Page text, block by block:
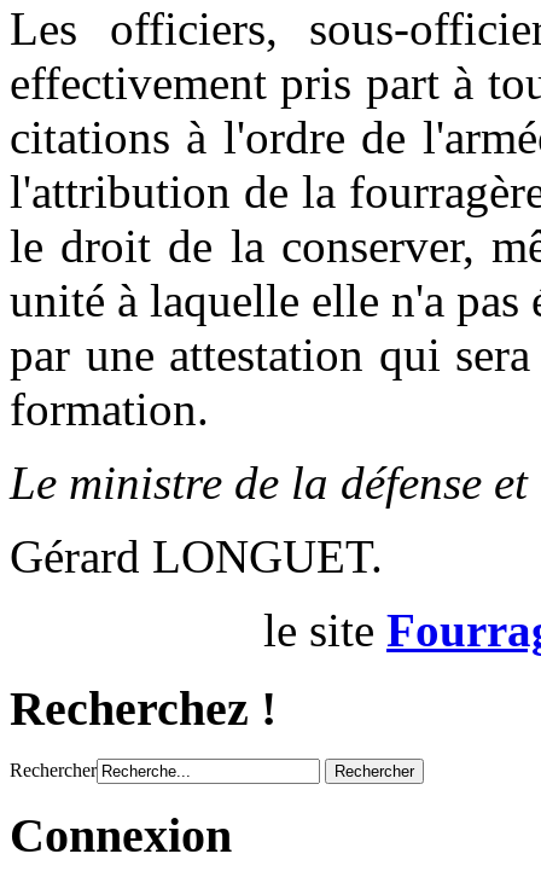
Les officiers, sous-
effectivement pris part à
citations à l'ordre de
l'attribution de la
le droit de la conserver,
unité à laquelle elle n'a
par une attestation qui
formation.
Le ministre de la défense
Gérard LONGUET.
le site
Recherchez !
Rechercher
Connexion